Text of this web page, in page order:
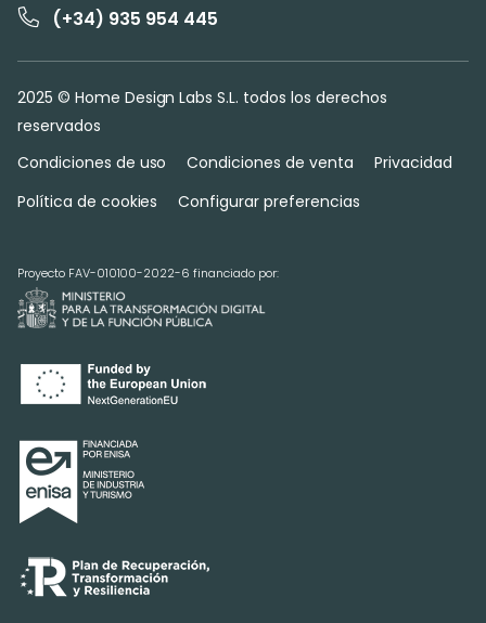
(+34) 935 954 445
2025 © Home Design Labs S.L. todos los derechos
reservados
Condiciones de uso
Condiciones de venta
Privacidad
Política de cookies
Configurar preferencias
Proyecto FAV-010100-2022-6 financiado por: